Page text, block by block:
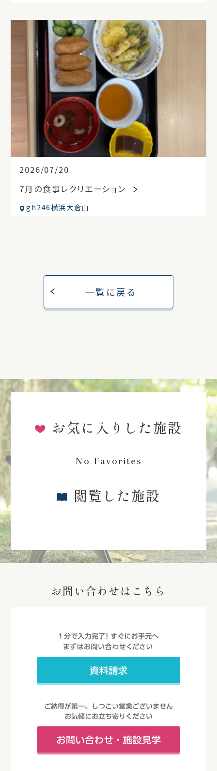
2026/07/20
7月の食事レクリエーション
gh246横浜大倉山
一覧に戻る
お気に入りした施設
No Favorites
閲覧した施設
お問い合わせはこちら